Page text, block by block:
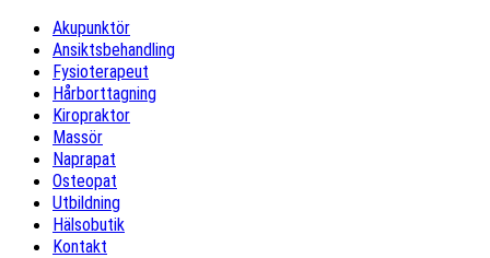
Akupunktör
Ansiktsbehandling
Fysioterapeut
Hårborttagning
Kiropraktor
Massör
Naprapat
Osteopat
Utbildning
Hälsobutik
Kontakt